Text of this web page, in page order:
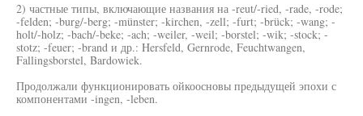
2) частные типы, включающие названия на -reut/-ried, -rade, -rode;
-felden; -burg/-berg; -münster; -kirchen, -zell; -furt; -brück; -wang; -
holt/-holz; -bach/-beke; -ach; -weiler, -weil; -borstel; -wik; -stock; -
stotz; -feuer; -brand и др.: Hersfeld, Gernrode, Feuchtwangen,
Fallingsborstel, Bardowiek.
Продолжали функционировать ойкоосновы предыдущей эпохи с
компонентами -ingen, -leben.